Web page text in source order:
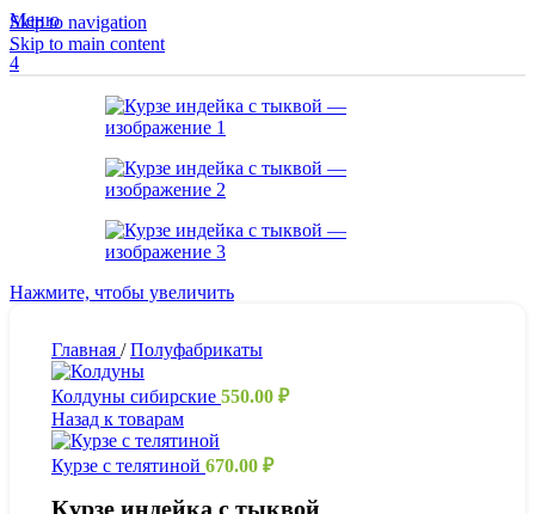
Skip to navigation
Skip to main content
Меню
4
Нажмите, чтобы увеличить
Главная / Полуфабрикаты
Колдуны сибирские 550.00 ₽
Назад к товарам
Курзе с телятиной 670.00 ₽
Курзе индейка с тыквой